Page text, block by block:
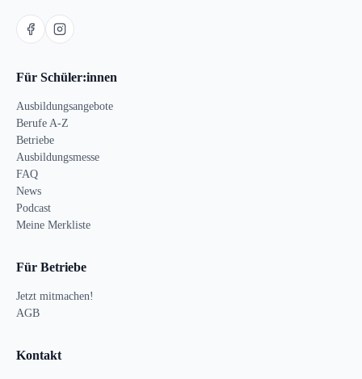
Für Schüler:innen
Ausbildungsangebote
Berufe A-Z
Betriebe
Ausbildungsmesse
FAQ
News
Podcast
Meine Merkliste
Für Betriebe
Jetzt mitmachen!
AGB
Kontakt